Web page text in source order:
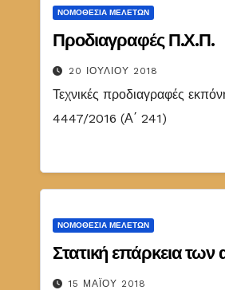
ΝΟΜΟΘΕΣΊΑ ΜΕΛΕΤΏΝ
Προδιαγραφές Π.Χ.Π.
20 ΙΟΥΛΊΟΥ 2018
Τεχνικές προδιαγραφές
4447/2016 (Α΄ 241)
ΝΟΜΟΘΕΣΊΑ ΜΕΛΕΤΏΝ
Στατική επάρκεια των
15 ΜΑΪ́ΟΥ 2018